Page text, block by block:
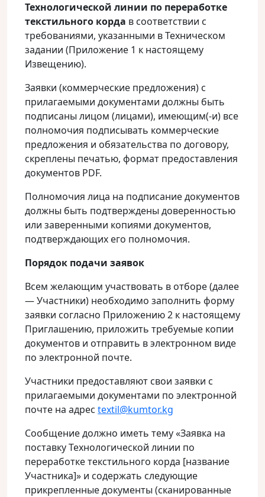
Технологической линии по переработке
текстильного корда в соответствии с
требованиями, указанными в Техническом
задании (Приложение 1 к настоящему
Извещению).
Заявки (коммерческие предложения) с
прилагаемыми документами должны быть
подписаны лицом (лицами), имеющим(-и) все
полномочия подписывать коммерческие
предложения и обязательства по договору,
скреплены печатью, формат предоставления
документов PDF.
Полномочия лица на подписание документов
должны быть подтверждены доверенностью
или заверенными копиями документов,
подтверждающих его полномочия.
Порядок подачи заявок
Всем желающим участвовать в отборе (далее
— Участники) необходимо заполнить форму
заявки согласно Приложению 2 к настоящему
Приглашению, приложить требуемые копии
документов и отправить в электронном виде
по электронной почте.
Участники предоставляют свои заявки c
прилагаемыми документами по электронной
почте на адрес textil@kumtor.kg
Сообщение должно иметь тему «Заявка на
поставку Технологической линии по
переработке текстильного корда [название
Участника]» и содержать следующие
прикрепленные документы (сканированные